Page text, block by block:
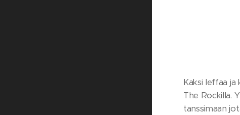
Kaksi leffaa
The Rockilla.
tanssimaan